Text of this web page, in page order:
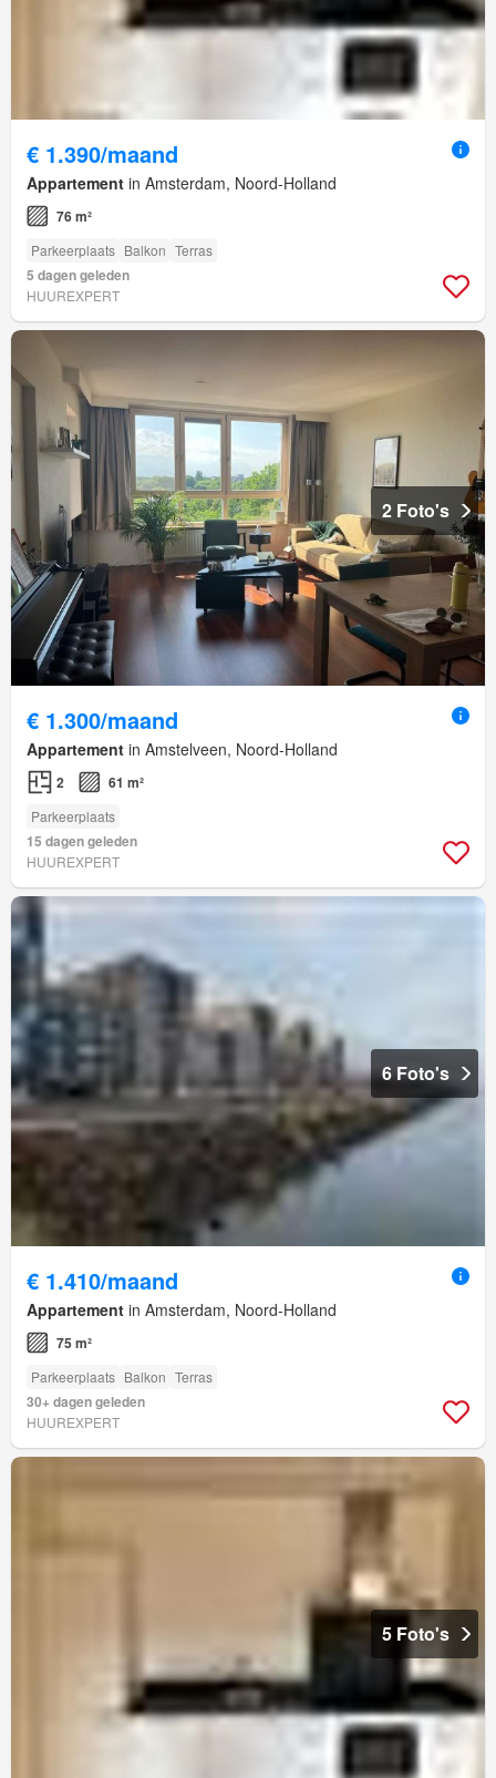
€ 1.390/maand
Appartement in Amsterdam, Noord-Holland
76 m²
Parkeerplaats Balkon Terras
5 dagen geleden
HUUREXPERT
2 Foto's
€ 1.300/maand
Appartement in Amstelveen, Noord-Holland
2 61 m²
Parkeerplaats
15 dagen geleden
HUUREXPERT
6 Foto's
€ 1.410/maand
Appartement in Amsterdam, Noord-Holland
75 m²
Parkeerplaats Balkon Terras
30+ dagen geleden
HUUREXPERT
5 Foto's